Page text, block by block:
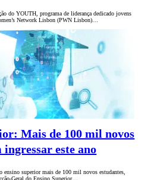
do YOUTH, programa de liderança dedicado jovens
Network Lisbon (PWN Lisbon)…
Mais de 100 mil novos
ingressar este ano
ensino superior mais de 100 mil novos estudantes,
Geral do Ensino Superior…